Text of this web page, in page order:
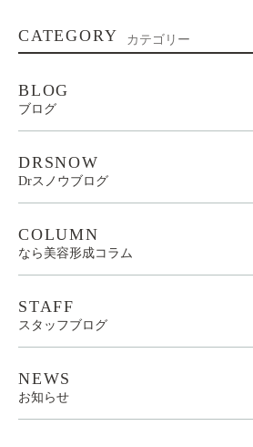
CATEGORY カテゴリー
BLOG
ブログ
DRSNOW
Drスノウブログ
COLUMN
なら美容形成コラム
STAFF
スタッフブログ
NEWS
お知らせ